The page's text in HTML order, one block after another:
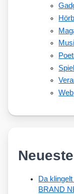
Spiel
Web
Da
BRAND